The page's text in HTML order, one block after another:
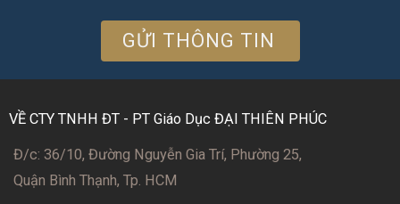
VỀ CTY TNHH ĐT - PT Giáo Dục ĐẠI THIÊN PHÚC
Đ/c: 36/10, Đường Nguyễn Gia Trí, Phường 25,
Quận Bình Thạnh, Tp. HCM